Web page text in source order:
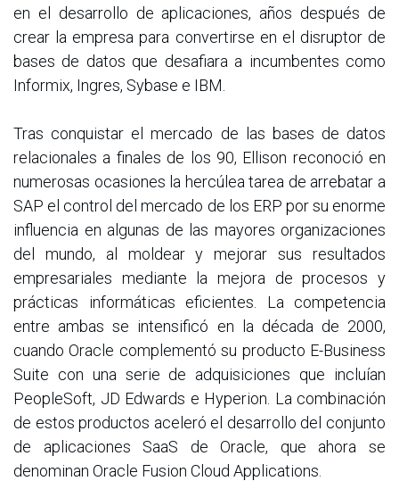
en el desarrollo de aplicaciones, años después de
crear la empresa para convertirse en el disruptor de
bases de datos que desafiara a incumbentes como
Informix, Ingres, Sybase e IBM.
Tras conquistar el mercado de las bases de datos
relacionales a finales de los 90, Ellison reconoció en
numerosas ocasiones la hercúlea tarea de arrebatar a
SAP el control del mercado de los ERP por su enorme
influencia en algunas de las mayores organizaciones
del mundo, al moldear y mejorar sus resultados
empresariales mediante la mejora de procesos y
prácticas informáticas eficientes. La competencia
entre ambas se intensificó en la década de 2000,
cuando Oracle complementó su producto E-Business
Suite con una serie de adquisiciones que incluían
PeopleSoft, JD Edwards e Hyperion. La combinación
de estos productos aceleró el desarrollo del conjunto
de aplicaciones SaaS de Oracle, que ahora se
denominan Oracle Fusion Cloud Applications.